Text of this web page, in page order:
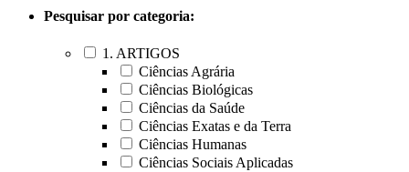
Pesquisar por categoria:
1. ARTIGOS
Ciências Agrária
Ciências Biológicas
Ciências da Saúde
Ciências Exatas e da Terra
Ciências Humanas
Ciências Sociais Aplicadas